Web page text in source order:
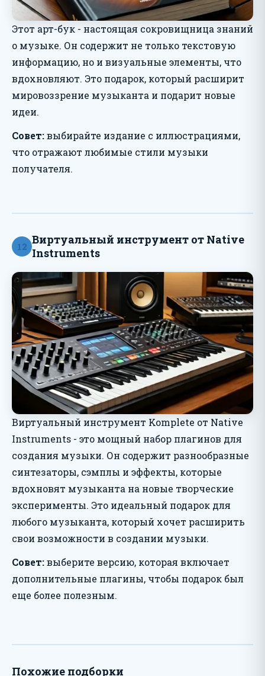
Этот арт-бук - настоящая сокровищница знаний
о музыке. Он содержит не только текстовую
информацию, но и визуальные элементы, что
вдохновляют. Это подарок, который расширит
мировоззрение музыканта и подарит новые
идеи.
Совет:выбирайте издание с иллюстрациями,
что отражают любимые стили музыки
получателя.
12 Виртуальный инструмент от Native
Instruments
Виртуальный инструмент Komplete от Native
Instruments - это мощный набор плагинов для
создания музыки. Он содержит разнообразные
синтезаторы, сэмплы и эффекты, которые
вдохновят музыканта на новые творческие
эксперименты. Это идеальный подарок для
любого музыканта, который хочет расширить
свои возможности в создании музыки.
Совет:выберите версию, которая включает
дополнительные плагины, чтобы подарок был
еще более полезным.
Похожие подборки